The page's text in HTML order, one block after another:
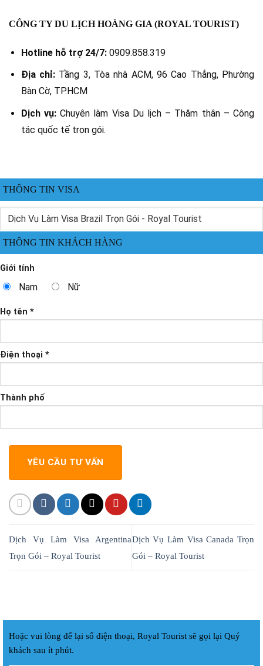
CÔNG TY DU LỊCH HOÀNG GIA (ROYAL TOURIST)
Hotline hỗ trợ 24/7:0909.858.319
Địa chỉ: Tầng 3, Tòa nhà ACM, 96 Cao Thắng, Phường
Bàn Cờ, TP.HCM
Dịch vụ: Chuyên làm Visa Du lịch – Thăm thân – Công
tác quốc tế trọn gói.
THÔNG TIN VISA
THÔNG TIN KHÁCH HÀNG
Giới tính
Nam Nữ
Họ tên *
Điện thoại *
Thành phố
Dịch Vụ Làm Visa Argentina
Trọn Gói – Royal Tourist
Dịch Vụ Làm Visa Canada Trọn
Gói – Royal Tourist
Hoặc vui lòng để lại số điện thoại, Royal Tourist sẽ gọi lại Quý
khách sau ít phút.